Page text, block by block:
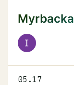
Myrbacka
I
05.17